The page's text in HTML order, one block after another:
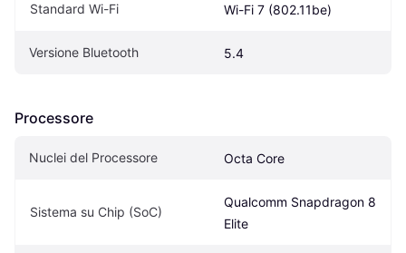
Standard Wi-Fi Wi-Fi 7 (802.11be)
Versione Bluetooth 5.4
Processore
Nuclei del Processore Octa Core
Sistema su Chip (SoC)
Qualcomm Snapdragon 8
Elite